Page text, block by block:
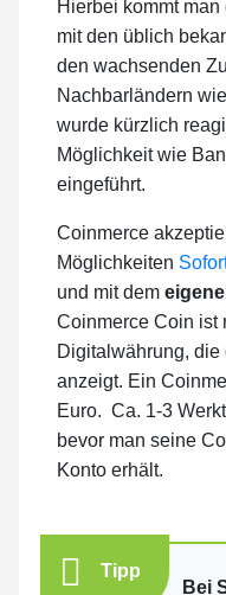
Hierbei kommt
mit den üblich
den wachsenden
Nachbarländern
wurde kürzlich
Möglichkeit wie
eingeführt.
Coinmerce
Möglichkeiten
und mit dem
Coinmerce Coin ist
Digitalwährung, die
anzeigt. Ein
Euro. Ca. 1-3
bevor man seine
Konto erhält.
Tipp
Bei